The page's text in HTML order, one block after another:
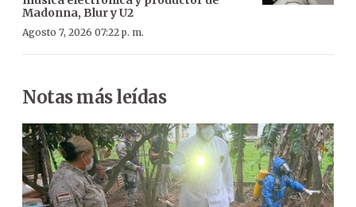
Madonna, Blur y U2
Agosto 7, 2026 07:22 p. m.
Notas más leídas